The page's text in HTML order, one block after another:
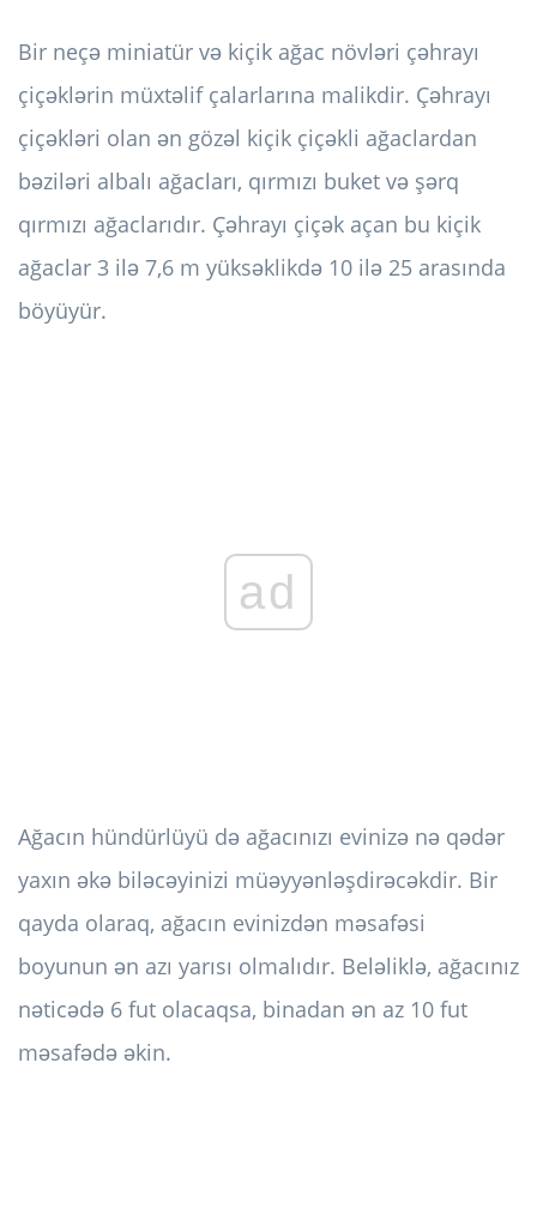
Bir neçə miniatür və kiçik ağac növləri çəhrayı
çiçəklərin müxtəlif çalarlarına malikdir. Çəhrayı
çiçəkləri olan ən gözəl kiçik çiçəkli ağaclardan
bəziləri albalı ağacları, qırmızı buket və şərq
qırmızı ağaclarıdır. Çəhrayı çiçək açan bu kiçik
ağaclar 3 ilə 7,6 m yüksəklikdə 10 ilə 25 arasında
böyüyür.
ad
Ağacın hündürlüyü də ağacınızı evinizə nə qədər
yaxın əkə biləcəyinizi müəyyənləşdirəcəkdir. Bir
qayda olaraq, ağacın evinizdən məsafəsi
boyunun ən azı yarısı olmalıdır. Beləliklə, ağacınız
nəticədə 6 fut olacaqsa, binadan ən az 10 fut
məsafədə əkin.